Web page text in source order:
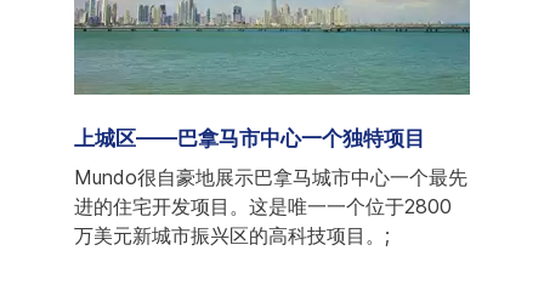
上城区——巴拿马市中心一个独特项目
Mundo很自豪地展示巴拿马城市中心一个最先
进的住宅开发项目。这是唯一一个位于2800
万美元新城市振兴区的高科技项目。;